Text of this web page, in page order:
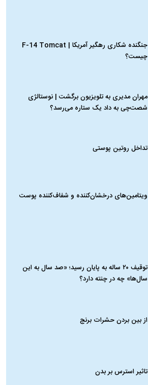
جنگنده شکاری رهگیر آمریکا | F-14 Tomcat
چیست؟
مهران مدیری به تلویزیون برگشت | نوستالژی
شصت‌چی به داد یک ستاره می‌رسد؟
تداخل روتین پوستی
ویتامین‌های درخشان‌کننده و شفاف‌کننده پوست
توقیف ۲۰ ساله به پایان رسید؛ «صد سال به این
سال‌ها» چه در چنته دارد؟
از بین بردن حشرات برنج
تاثیر استرس بر بدن